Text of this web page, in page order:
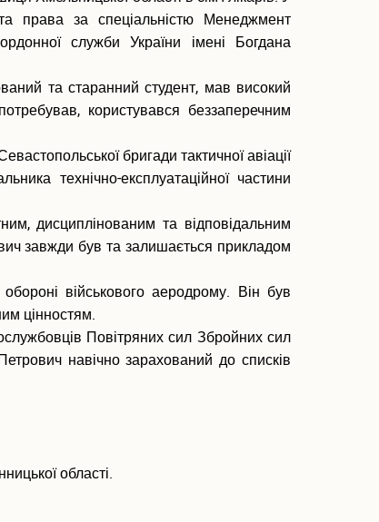
права за спеціальністю Менеджмент
служби України імені Богдана
та старанний студент, мав високий
користувався беззаперечним
бригади тактичної авіації
технічно-експлуатаційної частини
дисциплінованим та відповідальним
завжди був та залишається прикладом
військового аеродрому. Він був
цінностям.
Повітряних сил Збройних сил
навічно зарахований до списків
області.